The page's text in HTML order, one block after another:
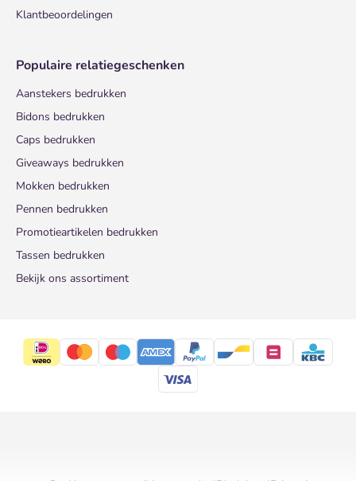
Klantbeoordelingen
Populaire relatiegeschenken
Aanstekers bedrukken
Bidons bedrukken
Caps bedrukken
Giveaways bedrukken
Mokken bedrukken
Pennen bedrukken
Promotieartikelen bedrukken
Tassen bedrukken
Bekijk ons assortiment